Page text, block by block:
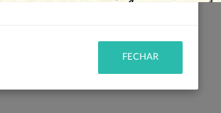
FECHAR